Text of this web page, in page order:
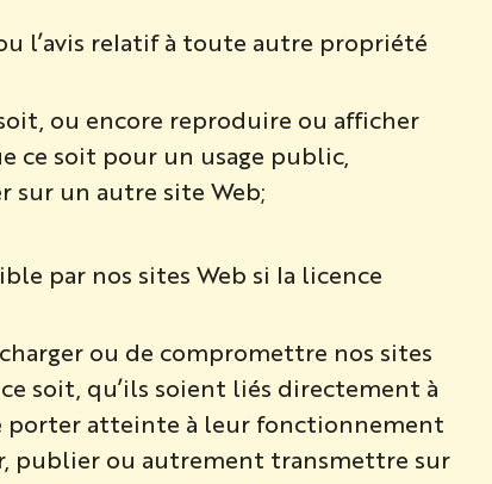
l’avis relatif à toute autre propriété
ou encore reproduire ou afficher
soit pour un usage public,
sur un autre site Web;
par nos sites Web si la licence
ou de compromettre nos sites
soit, qu’ils soient liés directement à
porter atteinte à leur fonctionnement
publier ou autrement transmettre sur